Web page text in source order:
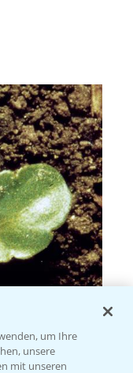
um Ihre
unsere
mit unseren